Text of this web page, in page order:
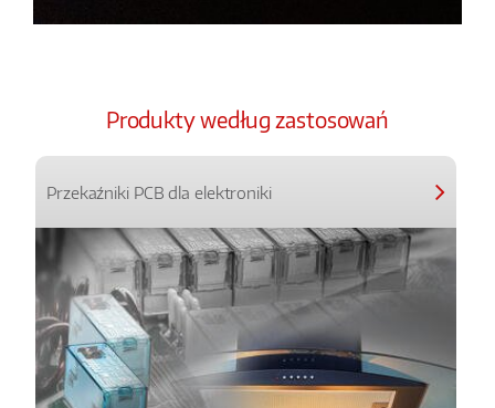
Produkty według zastosowań
Przekaźniki PCB dla elektroniki